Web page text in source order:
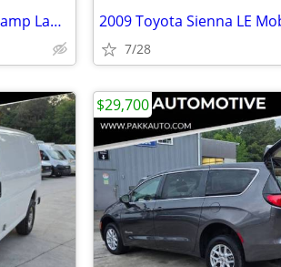
2023 GMC Savana G3500 3500 15ft Ramp Landscape Flatbed Stake Bed Truck
7/28
$29,700